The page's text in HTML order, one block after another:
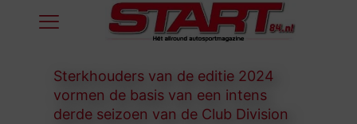
Sterkhouders van de editie 2024
vormen de basis van een intens
derde seizoen van de Club Division